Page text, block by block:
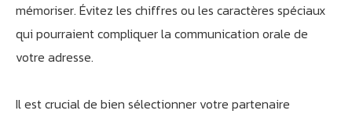
mémoriser. Évitez les chiffres ou les caractères spéciaux
qui pourraient compliquer la communication orale de
votre adresse.
Il est crucial de bien sélectionner votre partenaire